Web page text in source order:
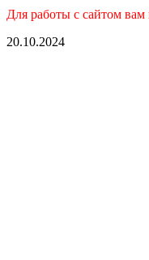
Для работы с сайтом вам
20.10.2024